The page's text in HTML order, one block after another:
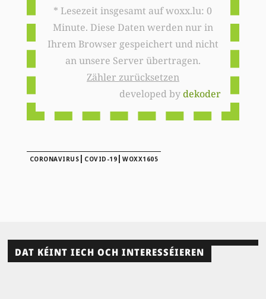
* Lesezeit insgesamt auf woxx.lu: 0
Minute. Diese Daten werden nur in
Ihrem Browser gespeichert und nicht
an unsere Server übertragen.
Zähler zurücksetzen
developed bydekoder
CORONAVIRUS | COVID-19 |WOXX1605
DAT KÉINT IECH OCH INTERESSÉIEREN